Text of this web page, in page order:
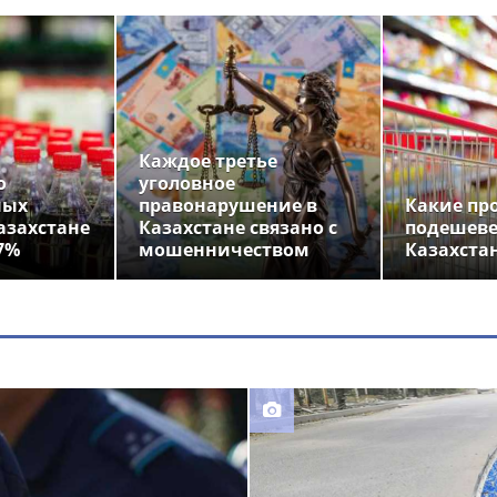
Каждое третье
уголовное
правонарушение в
Казахстане связано с
мошенничеством
Какие